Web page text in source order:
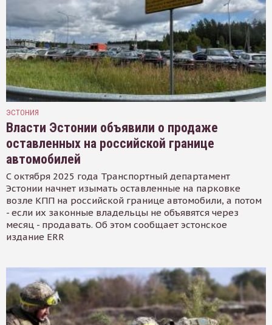
ЭСТОНИЯ
Власти Эстонии объявили о продаже
оставленных на российской границе
автомобилей
С октября 2025 года Транспортный департамент
Эстонии начнет изымать оставленные на парковке
возле КПП на российской границе автомобили, а потом
- если их законные владельцы не объявятся через
месяц - продавать. Об этом сообщает эстонское
издание ERR